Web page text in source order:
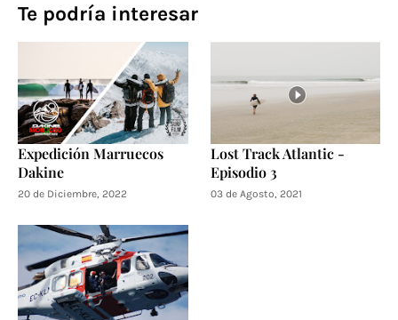
Te podría interesar
Expedición Marruecos
Dakine
20 de Diciembre, 2022
Lost Track Atlantic -
Episodio 3
03 de Agosto, 2021